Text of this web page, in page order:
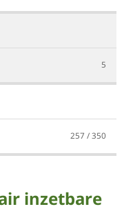
5
257 / 350
inzetbare